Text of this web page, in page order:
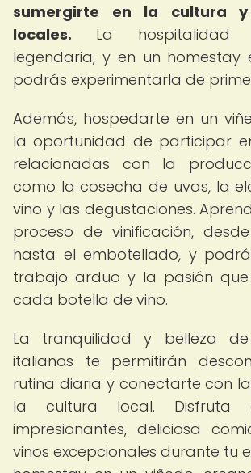
sumergirte en la cultura y
locales. La hospitalidad
legendaria, y en un homestay
podrás experimentarla de
Además, hospedarte en un
la oportunidad de participar
relacionadas con la
como la cosecha de uvas, la
vino y las degustaciones.
proceso de vinificación,
hasta el embotellado, y
trabajo arduo y la pasión
cada botella de vino.
La tranquilidad y belleza
italianos te permitirán
rutina diaria y conectarte con
la cultura local. Disfruta
impresionantes, deliciosa
vinos excepcionales durante tu